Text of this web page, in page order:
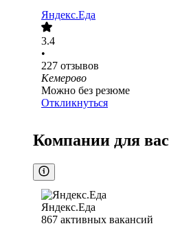
Яндекс.Еда
3.4
•
227 отзывов
Кемерово
Можно без резюме
Откликнуться
Компании для вас
Яндекс.Еда
867 активных вакансий